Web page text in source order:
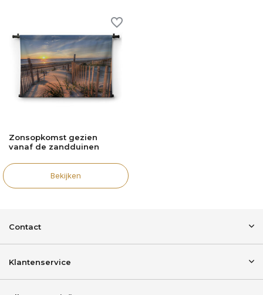
Zonsopkomst gezien
vanaf de zandduinen
Bekijken
Contact
Klantenservice